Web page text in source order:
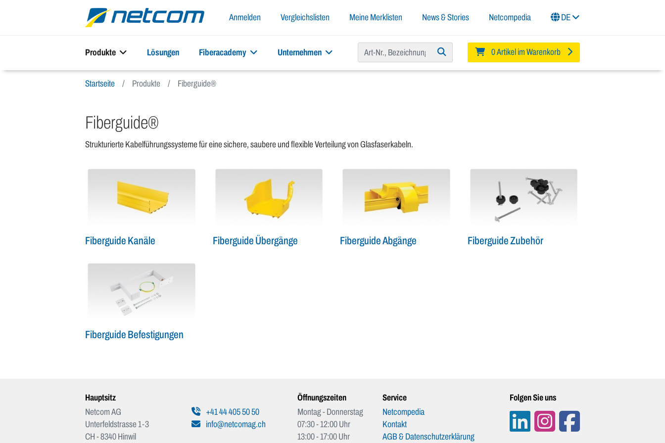
Anmelden Vergleichslisten Meine Merklisten News & Stories Netcompedia DE
Produkte Lösungen Fiberacademy Unternehmen 0 Artikel im Warenkorb
Startseite Produkte Fiberguide®
Fiberguide®
Strukturierte Kabelführungssysteme für eine sichere, saubere und flexible Verteilung von Glasfaserkabeln.
Fiberguide Kanäle Fiberguide Übergänge Fiberguide Abgänge Fiberguide Zubehör
Fiberguide Befestigungen
Hauptsitz
Netcom AG
Unterfeldstrasse 1-3
CH - 8340 Hinwil
+41 44 405 50 50
info@netcomag.ch
Öffnungszeiten
Montag - Donnerstag
07:30 - 12:00 Uhr
13:00 - 17:00 Uhr
Service
Netcompedia
Kontakt
AGB & Datenschutzerklärung
Folgen Sie uns